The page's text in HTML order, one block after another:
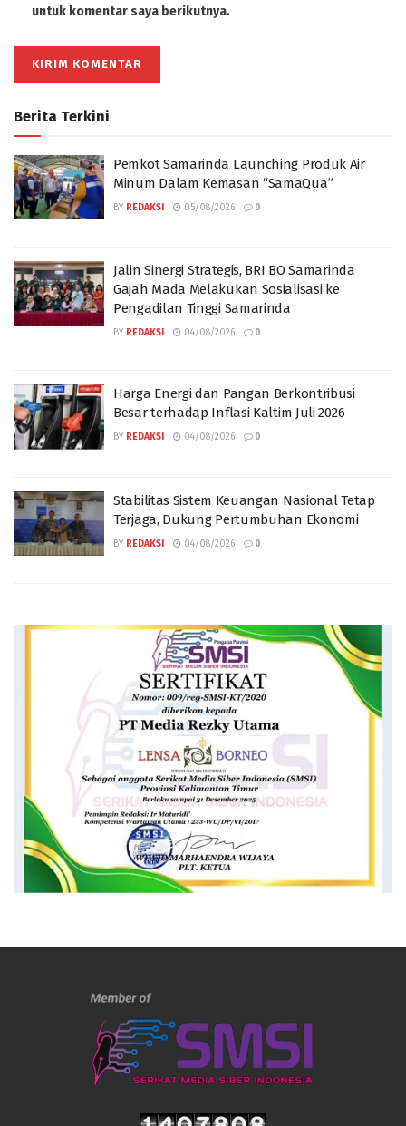
untuk komentar saya berikutnya.
Berita Terkini
Pemkot Samarinda Launching Produk Air
Minum Dalam Kemasan “SamaQua”
BY REDAKSI 05/08/2026 0
Jalin Sinergi Strategis, BRI BO Samarinda
Gajah Mada Melakukan Sosialisasi ke
Pengadilan Tinggi Samarinda
BY REDAKSI 04/08/2026 0
Harga Energi dan Pangan Berkontribusi
Besar terhadap Inflasi Kaltim Juli 2026
BY REDAKSI 04/08/2026 0
Stabilitas Sistem Keuangan Nasional Tetap
Terjaga, Dukung Pertumbuhan Ekonomi
BY REDAKSI 04/08/2026 0